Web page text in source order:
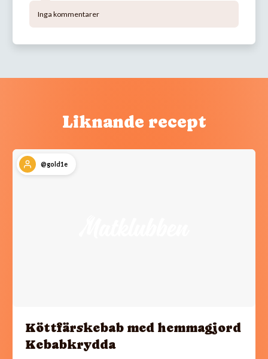
Inga kommentarer
Liknande recept
@gold1e
Köttfärskebab med hemmagjord
Kebabkrydda